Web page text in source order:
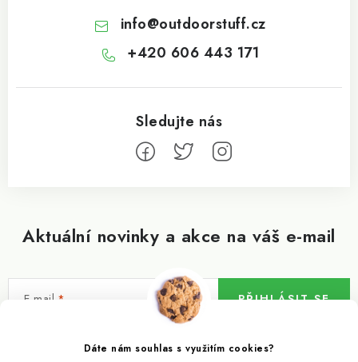
Dáte nám souhlas s využitím cookies?
Aktuální novinky a akce na váš e-mail
E-mail
Vložením e-mailu souhlasíte spodmínkami ochrany osobních údajů
PŘIHLÁSIT SE
info@outdoorstuff.cz
+420 606 443 171